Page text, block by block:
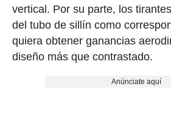
vertical. Por su parte, los
del tubo de sillín como
quiera obtener ganancias
diseño más que contrastado.
Anúnciate aquí